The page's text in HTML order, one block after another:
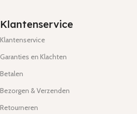
Klantenservice
Klantenservice
Garanties en Klachten
Betalen
Bezorgen & Verzenden
Retourneren